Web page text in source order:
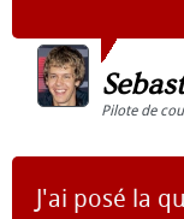
Pilote de
J'ai posé la